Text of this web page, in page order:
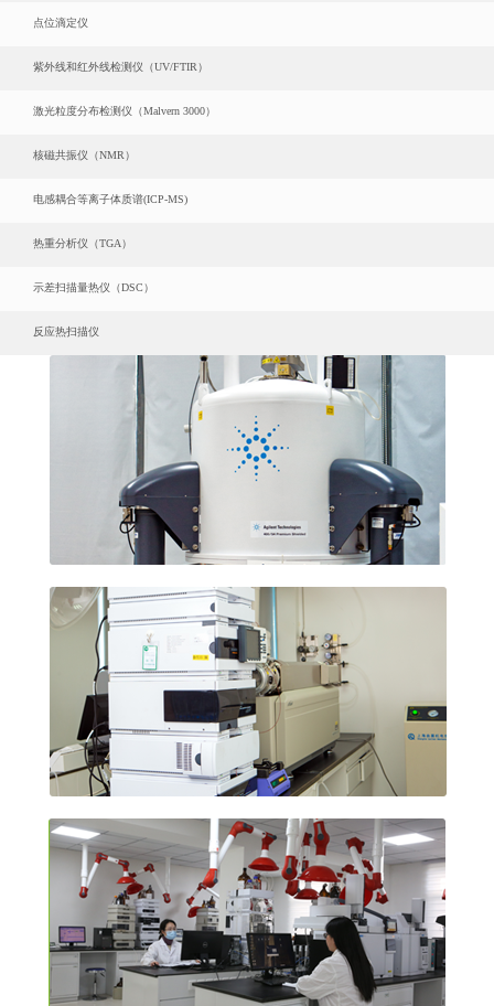
点位滴定仪
紫外线和红外线检测仪（UV/FTIR）
激光粒度分布检测仪（Malvern 3000）
核磁共振仪（NMR）
电感耦合等离子体质谱(ICP-MS)
热重分析仪（TGA）
示差扫描量热仪（DSC）
反应热扫描仪